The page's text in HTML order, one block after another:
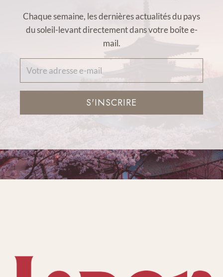
Chaque semaine, les dernières actualités du pays
du soleil-levant directement dans votre boîte e-
mail.
S'INSCRIRE